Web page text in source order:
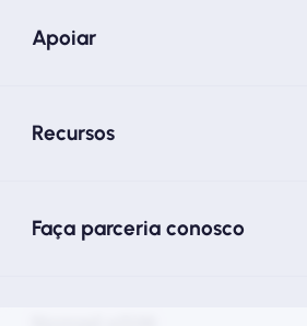
Apoiar
Recursos
Faça parceria conosco